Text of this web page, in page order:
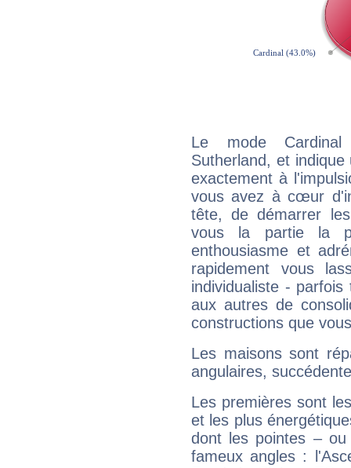
Le mode
Sutherland, et
exactement à
vous avez à cœur
tête, de démarrer
vous la partie la
enthousiasme et
rapidement vous
individualiste -
aux autres de
constructions que
Les maisons sont
angulaires,
Les premières sont
et les plus
dont les pointes –
fameux angles :